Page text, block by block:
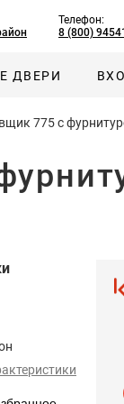
Телефон:
8 (800)
ДВЕРИ
775 с